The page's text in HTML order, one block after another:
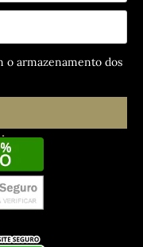
o armazenamento dos